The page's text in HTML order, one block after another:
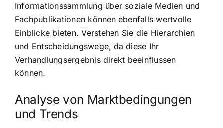
Informationssammlung über soziale Medien und
Fachpublikationen können ebenfalls wertvolle
Einblicke bieten. Verstehen Sie die Hierarchien
und Entscheidungswege, da diese Ihr
Verhandlungsergebnis direkt beeinflussen
können.
Analyse von Marktbedingungen
und Trends